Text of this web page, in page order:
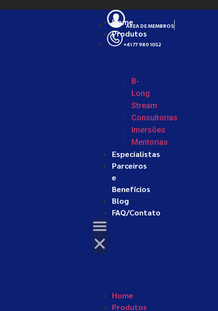
Home
Produtos
B-
Long
Stream
Consultorias
Imersões
Mentorias
Especialistas
Parceiros
e
Benefícios
Blog
FAQ/Contato
Home
Produtos
ÁREA DE MEMBROS
+41 77 980 1052